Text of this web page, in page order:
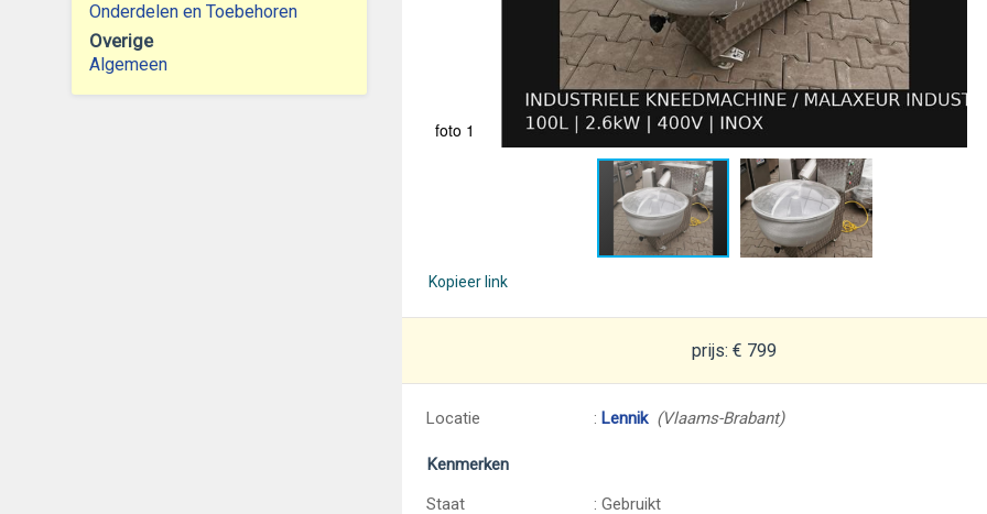
Onderdelen en Toebehoren
Overige
Algemeen
foto 1
Kopieer link
prijs: € 799
Locatie : Lennik (Vlaams-Brabant)
Kenmerken
Staat
: Gebruikt